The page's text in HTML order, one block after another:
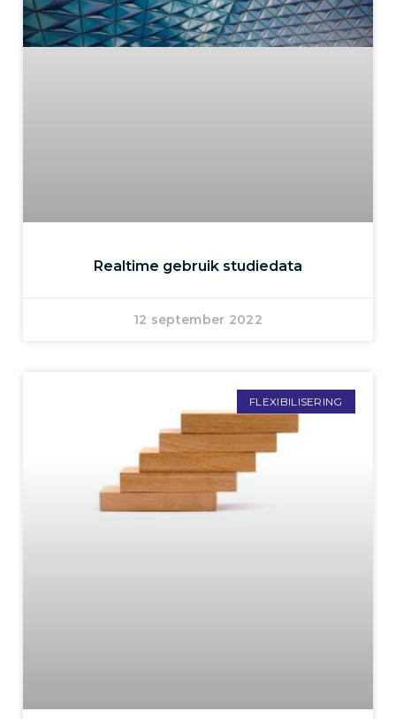
Realtime gebruik studiedata
12 september 2022
FLEXIBILISERING